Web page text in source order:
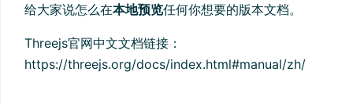
给大家说怎么在本地预览任何你想要的版本文档。
Threejs官网中文文档链接：
https://threejs.org/docs/index.html#manual/zh/